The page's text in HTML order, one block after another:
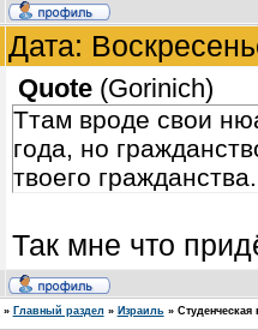
Дата:
Quote(Gorinich)
Ттам вроде свои
года, но
твоего гражданства.
Так мне что
» Главный раздел » Израиль » Студенческая